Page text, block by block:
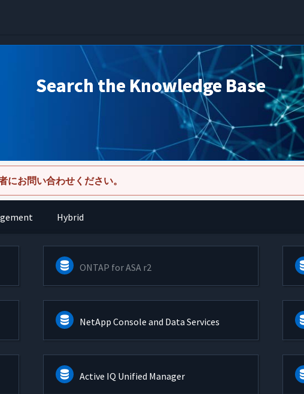
Search the Knowledge Base
お問い合わせください。
Hybrid
ONTAP for ASA r2
NetApp Console and Data Services
Active IQ Unified Manager